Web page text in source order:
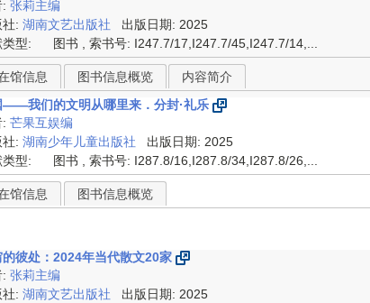
:张莉主编
社:湖南文艺出版社
出版日期: 2025
型:
图书 , 索书号: I247.7/17,I247.7/45,I247.7/14,...
馆信息 图书信息概览
内容简介
——我们的文明从哪里来．分封·礼乐
:芒果互娱编
社:湖南少年儿童出版社
出版日期: 2025
型:
图书 , 索书号: I287.8/16,I287.8/34,I287.8/26,...
馆信息 图书信息概览
的彼处：2024年当代散文20家
:张莉主编
社:湖南文艺出版社
出版日期: 2025